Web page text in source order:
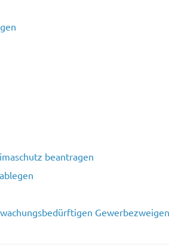
beantragen